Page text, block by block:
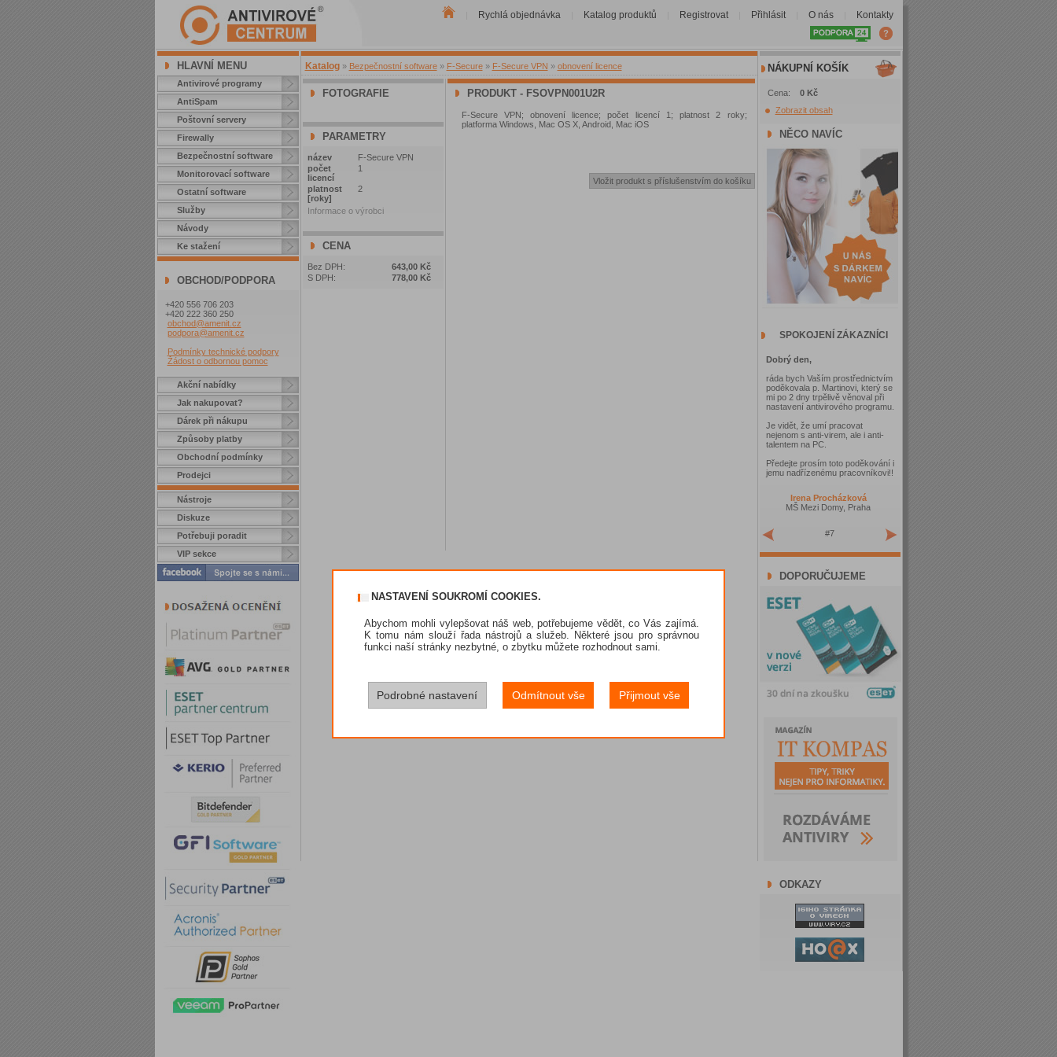
Rychlá objednávka Katalog produktů Registrovat Přihlásit O nás Kontakty
HLAVNÍ MENU
Antivirové programy
AntiSpam
Poštovní servery
Firewally
Bezpečnostní software
Monitorovací software
Ostatní software
Služby
Návody
Ke stažení
OBCHOD/PODPORA
+420 556 706 203
+420 222 360 250
obchod@amenit.cz
podpora@amenit.cz
Podmínky technické podpory
Žádost o odbornou pomoc
Akční nabídky
Jak nakupovat?
Dárek při nákupu
Způsoby platby
Obchodní podmínky
Prodejci
Nástroje
Diskuze
Potřebuji poradit
VIP sekce
Katalog » Bezpečnostní software » F-Secure » F-Secure VPN » obnovení licence
FOTOGRAFIE
PARAMETRY
název
F-Secure VPN
počet
licencí
1
platnost
[roky]
2
Informace o výrobci
CENA
Bez DPH:
643,00 Kč
S DPH:
778,00 Kč
PRODUKT - FSOVPN001U2R
F-Secure VPN; obnovení licence; počet licencí 1; platnost 2 roky;
platforma Windows, Mac OS X, Android, Mac iOS
NÁKUPNÍ KOŠÍK
Cena: 0 Kč
Zobrazit obsah
NĚCO NAVÍC
SPOKOJENÍ ZÁKAZNÍCI
Dobrý den,
ráda bych Vaším prostřednictvím
poděkovala p. Martinovi, který se
mi po 2 dny trpělivě věnoval při
nastavení antivirového programu.
Je vidět, že umí pracovat
nejenom s anti-virem, ale i anti-
talentem na PC.
Předejte prosím toto poděkování i
jemu nadřízenému pracovníkovi!!
Irena Procházková
MŠ Mezi Domy, Praha
#7
DOPORUČUJEME
ODKAZY
NASTAVENÍ SOUKROMÍ COOKIES.
Abychom mohli vylepšovat náš web, potřebujeme vědět, co Vás zajímá.
K tomu nám slouží řada nástrojů a služeb. Některé jsou pro správnou
funkci naší stránky nezbytné, o zbytku můžete rozhodnout sami.
Podrobné nastavení Odmítnout vše Přijmout vše